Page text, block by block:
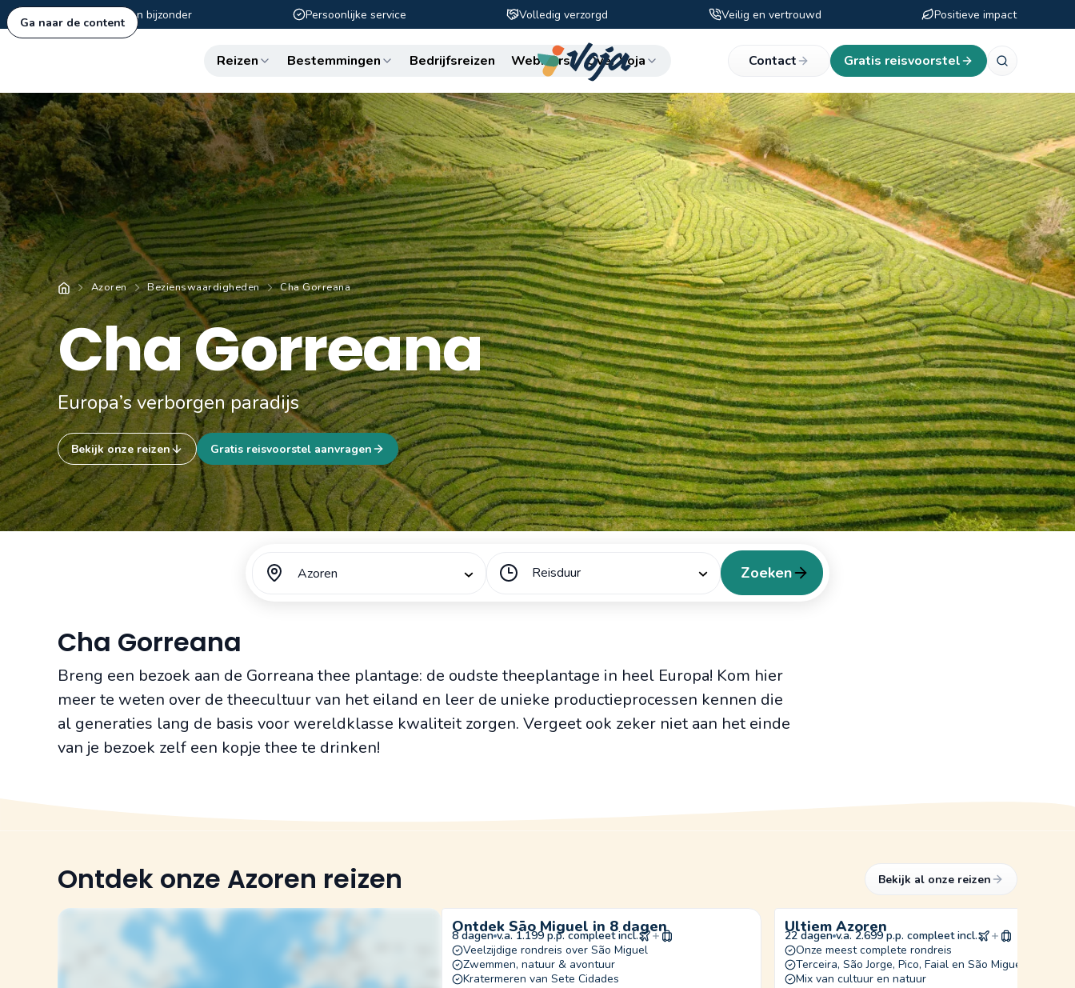
Ga naar de content
Authentiek en bijzonder Persoonlijke service Volledig verzorgd Veilig en vertrouwd Positieve impact
Reizen Bestemmingen Bedrijfsreizen Webinars Over Voja Contact Gratis reisvoorstel
Azoren Bezienswaardigheden Cha Gorreana
Cha Gorreana
Europa’s verborgen paradijs
Bekijk onze reizen Gratis reisvoorstel aanvragen
Azoren Reisduur Zoeken
Cha Gorreana
Breng een bezoek aan de Gorreana thee plantage: de oudste theeplantage in heel Europa! Kom hier
meer te weten over de theecultuur van het eiland en leer de unieke productieprocessen kennen die
al generaties lang de basis voor wereldklasse kwaliteit zorgen. Vergeet ook zeker niet aan het einde
van je bezoek zelf een kopje thee te drinken!
Ontdek onze Azoren reizen Bekijk al onze reizen
Ontdek Sāo Miguel in 8 dagen
8 dagen v.a. 1.199 p.p. compleet incl.
Veelzijdige rondreis over São Miguel
Zwemmen, natuur & avontuur
Kratermeren van Sete Cidades
Ultiem Azoren
22 dagen v.a. 2.699 p.p. compleet incl.
Onze meest complete rondreis
Terceira, São Jorge, Pico, Faial en São Miguel
Mix van cultuur en natuur
Zoeken